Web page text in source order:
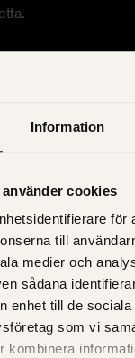
Information
cookies
för
till
medier och
sådana
enhet till de
som vi
kombinera